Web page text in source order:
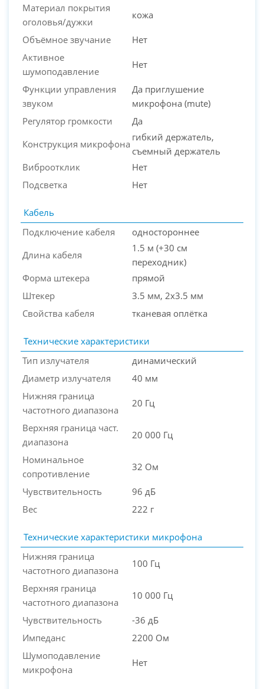
Материал покрытия
оголовья/дужки
кожа
Объёмное звучание
Нет
Активное
шумоподавление
Нет
Функции управления
звуком
Да приглушение
микрофона (mute)
Регулятор громкости
Да
Конструкция микрофона
гибкий держатель,
съемный держатель
Виброотклик
Нет
Подсветка
Нет
Кабель
Подключение кабеля
одностороннее
Длина кабеля
1.5 м (+30 см
переходник)
Форма штекера
прямой
Штекер
3.5 мм, 2x3.5 мм
Свойства кабеля
тканевая оплётка
Технические характеристики
Тип излучателя
динамический
Диаметр излучателя
40 мм
Нижняя граница
частотного диапазона
20 Гц
Верхняя граница част.
диапазона
20 000 Гц
Номинальное
сопротивление
32 Ом
Чувствительность
96 дБ
Вес
222 г
Технические характеристики микрофона
Нижняя граница
частотного диапазона
100 Гц
Верхняя граница
частотного диапазона
10 000 Гц
Чувствительность
-36 дБ
Импеданс
2200 Ом
Шумоподавление
микрофона
Нет